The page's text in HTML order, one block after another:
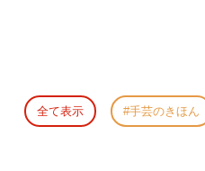
全て表示 手芸のきほん